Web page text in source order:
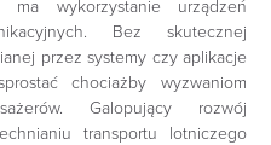
wykorzystanie urządzeń
Bez skutecznej
przez systemy czy aplikacje
chociażby wyzwaniom
Galopujący rozwój
transportu lotniczego